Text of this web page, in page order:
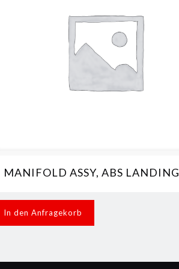
MANIFOLD ASSY, ABS LANDING
In den Anfragekorb